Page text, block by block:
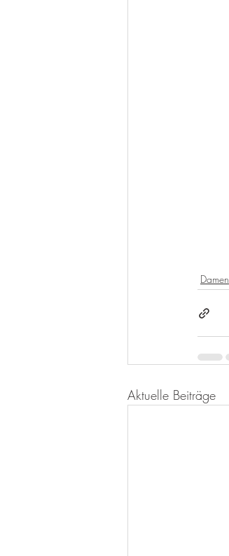
Damen
Aktuelle Beiträge